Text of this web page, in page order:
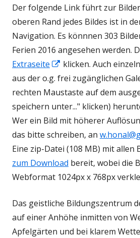
Der folgende Link führt zur
oberen Rand jedes Bildes ist in
Navigation. Es könnnen 303
Ferien 2016 angesehen werden.
Extraseite
In
neuem
Fenster
öffnen
klicken. Auch
aus der o.g. frei zugänglichen
rechten Maustaste auf dem
speichern unter..." klicken)
Wer ein Bild mit höherer
das bitte schreiben, an
Eine zip-Datei (108 MB) mit allen
zum Download bereit, wobei die
Webformat 1024px x 768px
Das geistliche Bildungszentrum
auf einer Anhöhe inmitten von
Apfelgärten und bei klarem